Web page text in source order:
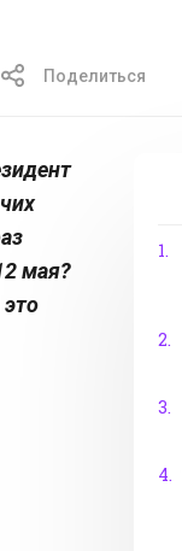
Поделиться
1.
2.
3.
4.
мая?